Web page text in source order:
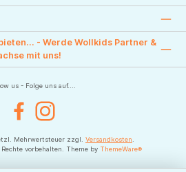
- Werde Wollkids Partner &
mit uns!
us - Folge uns auf....
FacebookInstagram
Mehrwertsteuer zzgl. Versandkosten
vorbehalten. Theme by ThemeWare®